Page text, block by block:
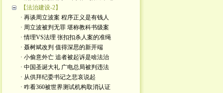
【法治建设-2】
· 再谈周立波案 程序正义是有钱人
· 周立波被判无罪 堪称教科书级案
· 情理VS法理 张扣扣杀人案的准绳
· 聂树斌改判 值得深思的新开端
· 小偷意外亡 追者被起诉是啥法治
· 中国圣诞大礼 广电总局被判违法
· 从供拜纪委书记之悲哀说起
· 咋看360被世界测试机构取消认证